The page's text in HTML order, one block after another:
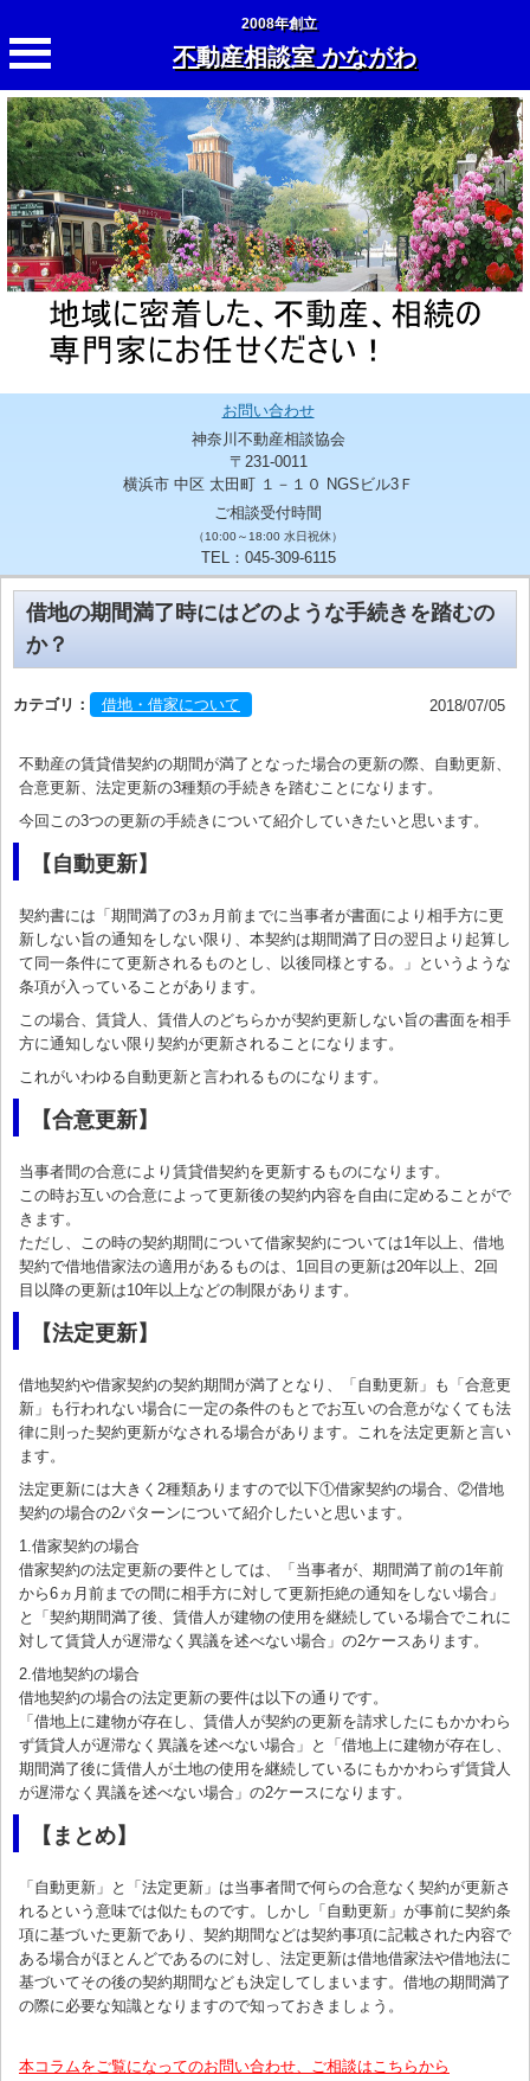
2008年創立
不動産相談室 かながわ
お問い合わせ
神奈川不動産相談協会
〒231-0011
横浜市 中区 太田町 １－１０ NGSビル3Ｆ
ご相談受付時間
（10:00～18:00 水日祝休）
TEL：045-309-6115
借地の期間満了時にはどのような手続きを踏むの
か？
カテゴリ： 借地・借家について 2018/07/05
不動産の賃貸借契約の期間が満了となった場合の更新の際、自動更新、
合意更新、法定更新の3種類の手続きを踏むことになります。
今回この3つの更新の手続きについて紹介していきたいと思います。
【自動更新】
契約書には「期間満了の3ヵ月前までに当事者が書面により相手方に更
新しない旨の通知をしない限り、本契約は期間満了日の翌日より起算し
て同一条件にて更新されるものとし、以後同様とする。」というような
条項が入っていることがあります。
この場合、賃貸人、賃借人のどちらかが契約更新しない旨の書面を相手
方に通知しない限り契約が更新されることになります。
これがいわゆる自動更新と言われるものになります。
【合意更新】
当事者間の合意により賃貸借契約を更新するものになります。
この時お互いの合意によって更新後の契約内容を自由に定めることがで
きます。
ただし、この時の契約期間について借家契約については1年以上、借地
契約で借地借家法の適用があるものは、1回目の更新は20年以上、2回
目以降の更新は10年以上などの制限があります。
【法定更新】
借地契約や借家契約の契約期間が満了となり、「自動更新」も「合意更
新」も行われない場合に一定の条件のもとでお互いの合意がなくても法
律に則った契約更新がなされる場合があります。これを法定更新と言い
ます。
法定更新には大きく2種類ありますので以下①借家契約の場合、②借地
契約の場合の2パターンについて紹介したいと思います。
1.借家契約の場合
借家契約の法定更新の要件としては、「当事者が、期間満了前の1年前
から6ヵ月前までの間に相手方に対して更新拒絶の通知をしない場合」
と「契約期間満了後、賃借人が建物の使用を継続している場合でこれに
対して賃貸人が遅滞なく異議を述べない場合」の2ケースあります。
2.借地契約の場合
借地契約の場合の法定更新の要件は以下の通りです。
「借地上に建物が存在し、賃借人が契約の更新を請求したにもかかわら
ず賃貸人が遅滞なく異議を述べない場合」と「借地上に建物が存在し、
期間満了後に賃借人が土地の使用を継続しているにもかかわらず賃貸人
が遅滞なく異議を述べない場合」の2ケースになります。
【まとめ】
「自動更新」と「法定更新」は当事者間で何らの合意なく契約が更新さ
れるという意味では似たものです。しかし「自動更新」が事前に契約条
項に基づいた更新であり、契約期間などは契約事項に記載された内容で
ある場合がほとんどであるのに対し、法定更新は借地借家法や借地法に
基づいてその後の契約期間なども決定してしまいます。借地の期間満了
の際に必要な知識となりますので知っておきましょう。
本コラムをご覧になってのお問い合わせ、ご相談はこちらから